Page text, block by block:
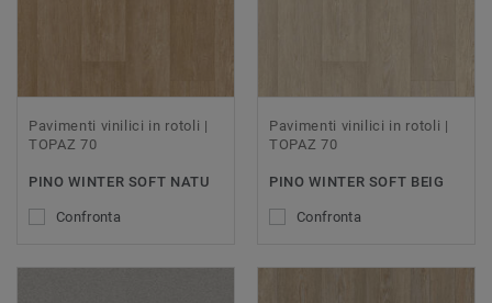
Pavimenti vinilici in rotoli |
TOPAZ 70
PINO WINTER SOFT NATU
Confronta
Pavimenti vinilici in rotoli |
TOPAZ 70
PINO WINTER SOFT BEIG
Confronta